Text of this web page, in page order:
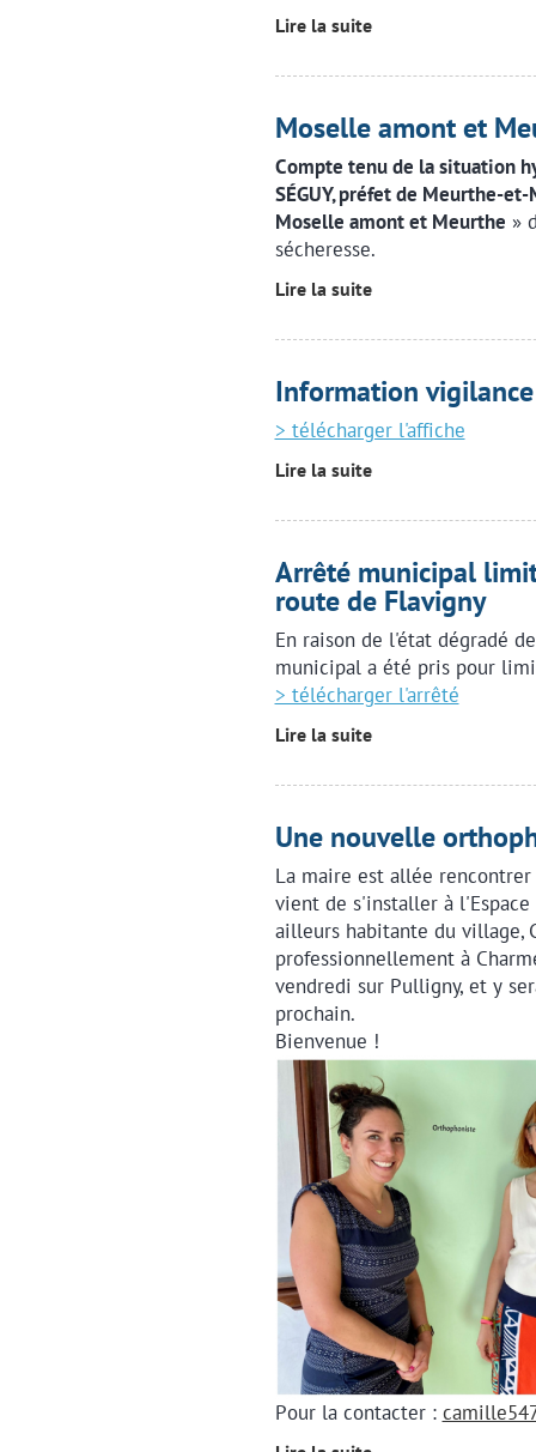
Lire la suite
Moselle amont et
Compte tenu de la situation
SÉGUY, préfet de Meurthe-
Moselle amont et Meurthe »
sécheresse.
Lire la suite
Information vigilance
> télécharger l'affiche
Lire la suite
Arrêté municipal
route de Flavigny
En raison de l'état dégradé
municipal a été pris pour
> télécharger l'arrêté
Lire la suite
Une nouvelle
La maire est allée
vient de s'installer à
ailleurs habitante du village,
professionnellement à
vendredi sur Pulligny, et y
prochain.
Bienvenue !
Pour la contacter :